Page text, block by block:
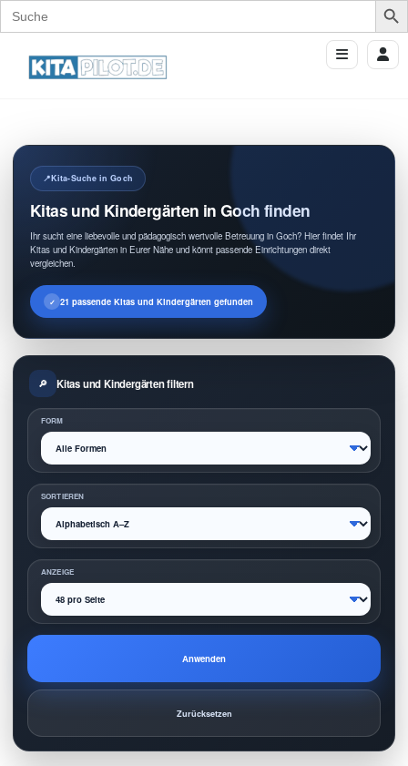
Search
for:
Kita-Suche in Goch
Kitas und Kindergärten in Goch finden
Ihr sucht eine liebevolle und pädagogisch wertvolle Betreuung in Goch? Hier findet Ihr
Kitas und Kindergärten in Eurer Nähe und könnt passende Einrichtungen direkt
vergleichen.
21 passende Kitas und Kindergärten gefunden
Kitas und Kindergärten filtern
FORM
SORTIEREN
ANZEIGE
Anwenden
Zurücksetzen